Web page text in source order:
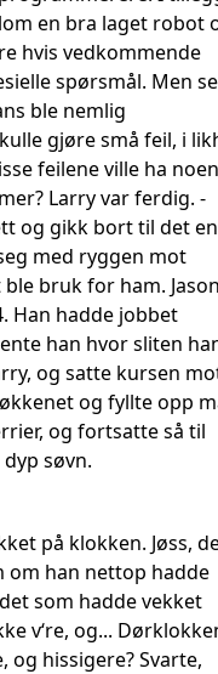
en bra laget robot
hvis vedkommende
spørsmål. Men
ble nemlig
gjøre små feil, i
feilene ville ha noen
Larry var ferdig. -
og gikk bort til det
med ryggen mot
bruk for ham.
Han hadde jobbet
han hvor sliten
og satte kursen
og fyllte opp
og fortsatte så til
søvn.
på klokken. Jøss,
om han nettop hadde
som hadde vekket
v‘re, og...
og hissigere? Svarte,